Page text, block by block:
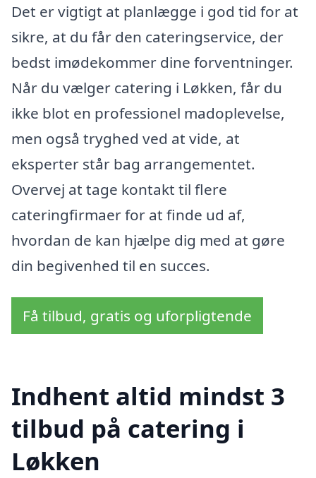
Det er vigtigt at planlægge i god tid for at
sikre, at du får den cateringservice, der
bedst imødekommer dine forventninger.
Når du vælger catering i Løkken, får du
ikke blot en professionel madoplevelse,
men også tryghed ved at vide, at
eksperter står bag arrangementet.
Overvej at tage kontakt til flere
cateringfirmaer for at finde ud af,
hvordan de kan hjælpe dig med at gøre
din begivenhed til en succes.
Få tilbud, gratis og uforpligtende
Indhent altid mindst 3
tilbud på catering i
Løkken